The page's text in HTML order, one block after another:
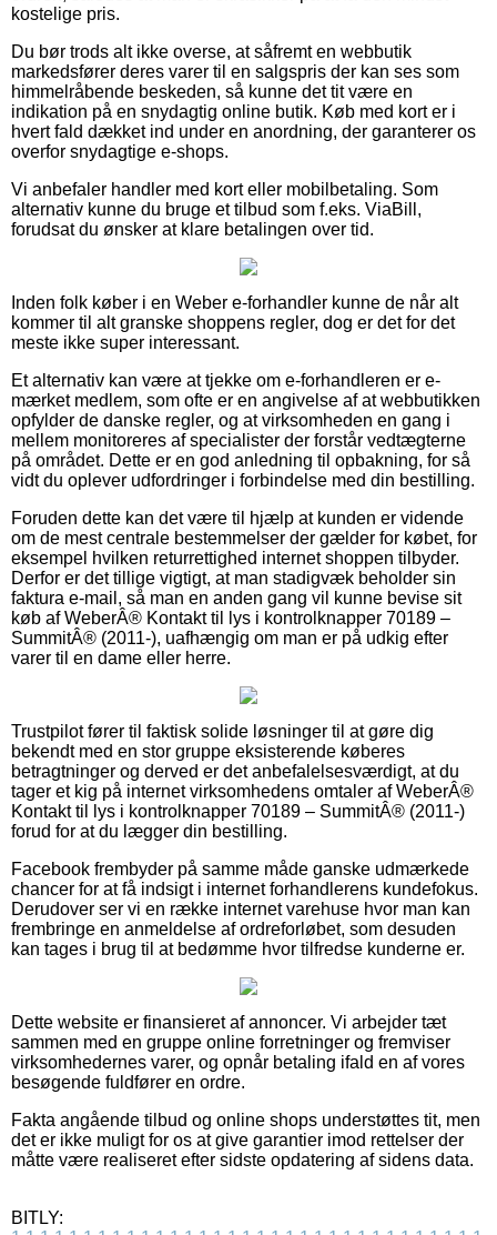
kostelige pris.
Du bør trods alt ikke overse, at såfremt en webbutik
markedsfører deres varer til en salgspris der kan ses som
himmelråbende beskeden, så kunne det tit være en
indikation på en snydagtig online butik. Køb med kort er i
hvert fald dækket ind under en anordning, der garanterer os
overfor snydagtige e-shops.
Vi anbefaler handler med kort eller mobilbetaling. Som
alternativ kunne du bruge et tilbud som f.eks. ViaBill,
forudsat du ønsker at klare betalingen over tid.
Inden folk køber i en Weber e-forhandler kunne de når alt
kommer til alt granske shoppens regler, dog er det for det
meste ikke super interessant.
Et alternativ kan være at tjekke om e-forhandleren er e-
mærket medlem, som ofte er en angivelse af at webbutikken
opfylder de danske regler, og at virksomheden en gang i
mellem monitoreres af specialister der forstår vedtægterne
på området. Dette er en god anledning til opbakning, for så
vidt du oplever udfordringer i forbindelse med din bestilling.
Foruden dette kan det være til hjælp at kunden er vidende
om de mest centrale bestemmelser der gælder for købet, for
eksempel hvilken returrettighed internet shoppen tilbyder.
Derfor er det tillige vigtigt, at man stadigvæk beholder sin
faktura e-mail, så man en anden gang vil kunne bevise sit
køb af WeberÂ® Kontakt til lys i kontrolknapper 70189 –
SummitÂ® (2011-), uafhængig om man er på udkig efter
varer til en dame eller herre.
Trustpilot fører til faktisk solide løsninger til at gøre dig
bekendt med en stor gruppe eksisterende køberes
betragtninger og derved er det anbefalelsesværdigt, at du
tager et kig på internet virksomhedens omtaler af WeberÂ®
Kontakt til lys i kontrolknapper 70189 – SummitÂ® (2011-)
forud for at du lægger din bestilling.
Facebook frembyder på samme måde ganske udmærkede
chancer for at få indsigt i internet forhandlerens kundefokus.
Derudover ser vi en række internet varehuse hvor man kan
frembringe en anmeldelse af ordreforløbet, som desuden
kan tages i brug til at bedømme hvor tilfredse kunderne er.
Dette website er finansieret af annoncer. Vi arbejder tæt
sammen med en gruppe online forretninger og fremviser
virksomhedernes varer, og opnår betaling ifald en af vores
besøgende fuldfører en ordre.
Fakta angående tilbud og online shops understøttes tit, men
det er ikke muligt for os at give garantier imod rettelser der
måtte være realiseret efter sidste opdatering af sidens data.
BITLY: